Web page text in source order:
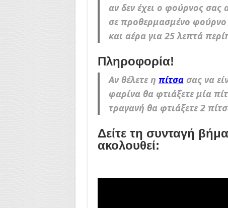
αν δεν έχει ο φούρνος σας
σε προθερμασμένο φούρνο
και αέρα για 25 λεπτά
Πληροφορία!
Αν θέλετε η πίτσασας να
φαρίνα θα φτιάξετε μία
τραγανή θα φτιάξετε 2
Δείτε τη συνταγή
ακολουθεί: